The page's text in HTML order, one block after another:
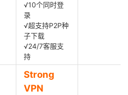
√10个同时登
录
√超支持P2P种
子下载
√24/7客服支
持
Strong
VPN